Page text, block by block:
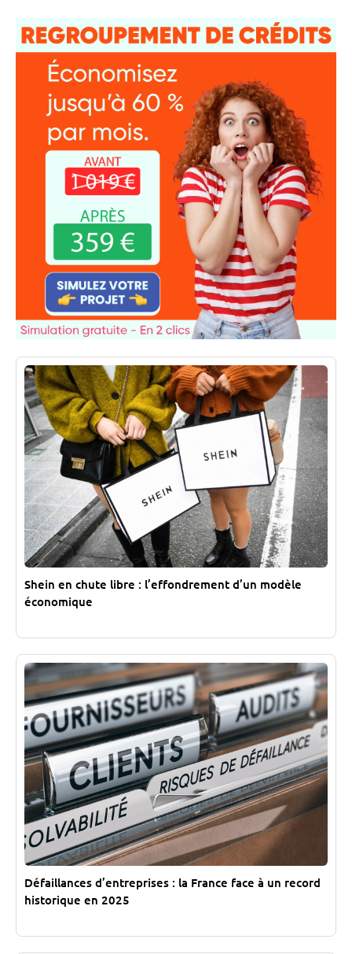
Shein en chute libre : l’effondrement d’un modèle
économique
Défaillances d’entreprises : la France face à un record
historique en 2025